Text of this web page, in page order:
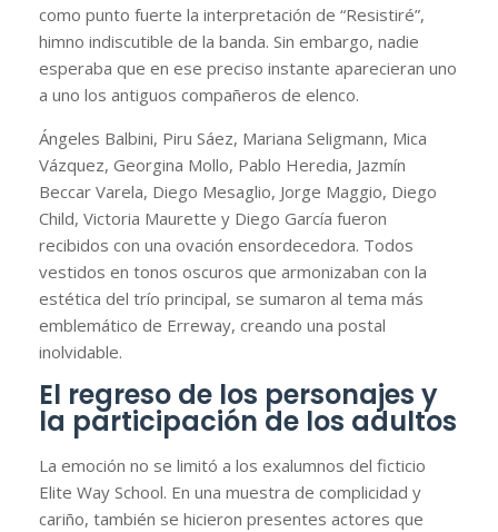
como punto fuerte la interpretación de “Resistiré”,
himno indiscutible de la banda. Sin embargo, nadie
esperaba que en ese preciso instante aparecieran uno
a uno los antiguos compañeros de elenco.
Ángeles Balbini, Piru Sáez, Mariana Seligmann, Mica
Vázquez, Georgina Mollo, Pablo Heredia, Jazmín
Beccar Varela, Diego Mesaglio, Jorge Maggio, Diego
Child, Victoria Maurette y Diego García fueron
recibidos con una ovación ensordecedora. Todos
vestidos en tonos oscuros que armonizaban con la
estética del trío principal, se sumaron al tema más
emblemático de Erreway, creando una postal
inolvidable.
El regreso de los personajes y
la participación de los adultos
La emoción no se limitó a los exalumnos del ficticio
Elite Way School. En una muestra de complicidad y
cariño, también se hicieron presentes actores que